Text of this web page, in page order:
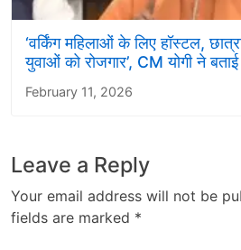
‘वर्किंग महिलाओं के लिए हॉस्टल,
युवाओं को रोजगार’, CM योगी ने
February 11, 2026
Leave a Reply
Your email address will not be
fields are marked *